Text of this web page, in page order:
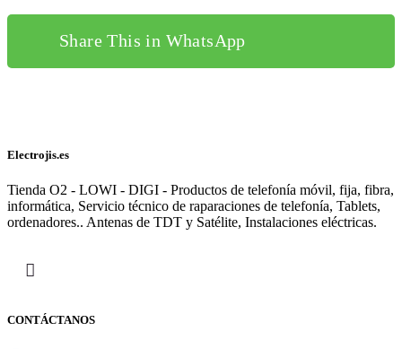
Share This in WhatsApp
Electrojis.es
Tienda O2 - LOWI - DIGI - Productos de telefonía móvil, fija, fibra,
informática, Servicio técnico de raparaciones de telefonía, Tablets,
ordenadores.. Antenas de TDT y Satélite, Instalaciones eléctricas.
CONTÁCTANOS